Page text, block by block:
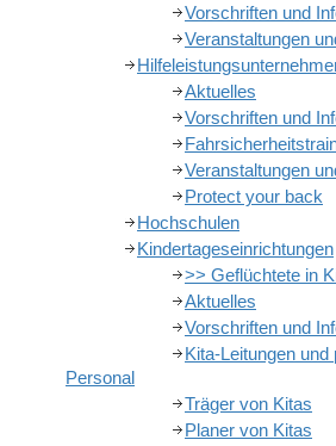
Vorschriften und
Veranstaltungen
Aktuelles
Vorschriften und
Veranstaltungen
Protect your back
Hochschulen
Kindertageseinrichtungen
>> Geflüchtete in
Aktuelles
Vorschriften und
Kita-Leitungen und
Personal
Träger von Kitas
Planer von Kitas